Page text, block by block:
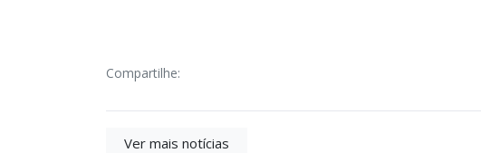
Compartilhe:
Ver mais notícias